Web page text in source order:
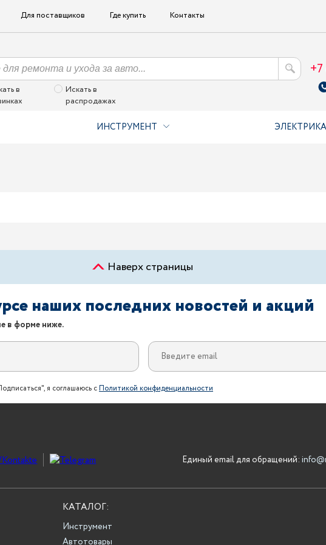
Для поставщиков Где купить Контакты
в
Искать в
распродажах
ИНСТРУМЕНТ
Наверх страницы
наших последних новостей и акций
в форме ниже.
я соглашаюсь сПолитикой конфиденциальности
Единый email для обращений:
КАТАЛОГ:
Инструмент
Автотовары